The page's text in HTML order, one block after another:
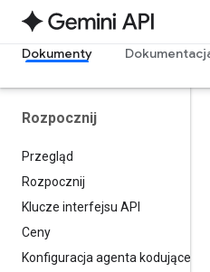
Dokumenty
Rozpocznij
Przegląd
Rozpocznij
Klucze interfejsu API
Ceny
Konfiguracja agenta kodującego